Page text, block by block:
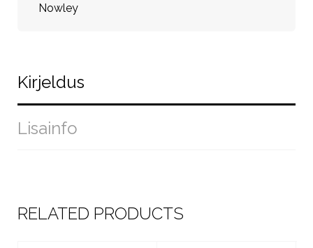
Nowley
Kirjeldus
Lisainfo
RELATED PRODUCTS